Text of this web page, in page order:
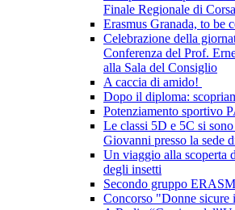
Finale Regionale di
Erasmus Granada, to be
Celebrazione della
Conferenza del Prof.
alla Sala del Consiglio
A caccia di amido!
Dopo il diploma:
Potenziamento sportivo
Le classi 5D e 5C si sono
Giovanni presso la sede
Un viaggio alla scoperta
degli insetti
Secondo gruppo
Concorso "Donne sicure